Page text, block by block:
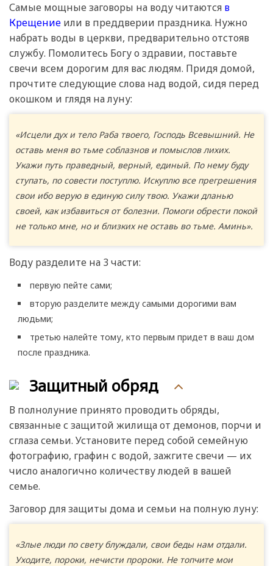
Самые мощные заговоры на воду читаются в
Крещение или в преддверии праздника. Нужно
набрать воды в церкви, предварительно отстояв
службу. Помолитесь Богу о здравии, поставьте
свечи всем дорогим для вас людям. Придя домой,
прочтите следующие слова над водой, сидя перед
окошком и глядя на луну:
«Исцели дух и тело Раба твоего, Господь Всевышний. Не
оставь меня во тьме соблазнов и помыслов лихих.
Укажи путь праведный, верный, единый. По нему буду
ступать, по совести поступлю. Искуплю все прегрешения
свои ибо верую в единую силу твою. Укажи дланью
своей, как избавиться от болезни. Помоги обрести покой
не только мне, но и близких не оставь во тьме. Аминь».
Воду разделите на 3 части:
первую пейте сами;
вторую разделите между самыми дорогими вам
людьми;
третью налейте тому, кто первым придет в ваш дом
после праздника.
Защитный обряд
В полнолуние принято проводить обряды,
связанные с защитой жилища от демонов, порчи и
сглаза семьи. Установите перед собой семейную
фотографию, графин с водой, зажгите свечи — их
число аналогично количеству людей в вашей
семье.
Заговор для защиты дома и семьи на полную луну:
«Злые люди по свету блуждали, свои беды нам отдали.
Уходите, пороки, нечисти пророки. Не топчите мои